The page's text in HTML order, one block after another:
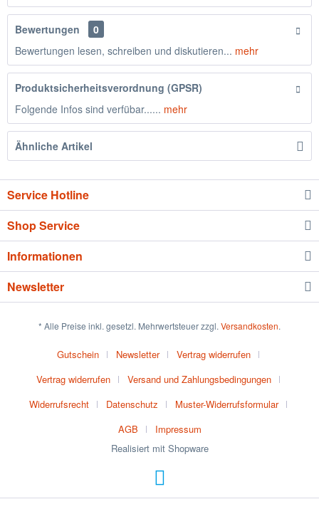
Bewertungen
0
Bewertungen lesen, schreiben und diskutieren... mehr
Produktsicherheitsverordnung (GPSR)
Folgende Infos sind verfübar...... mehr
Ähnliche Artikel
Service Hotline
Shop Service
Informationen
Newsletter
* Alle Preise inkl. gesetzl. Mehrwertsteuer zzgl. Versandkosten.
Gutschein Newsletter
Vertrag widerrufen
Vertrag widerrufen
Versand und Zahlungsbedingungen
Widerrufsrecht
Datenschutz
Muster-Widerrufsformular
AGB
Impressum
Realisiert mit Shopware